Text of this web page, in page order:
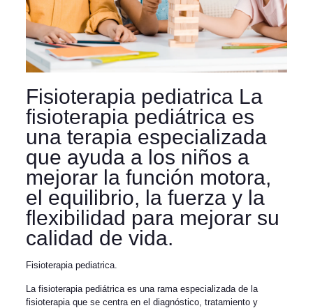
Fisioterapia pediatrica La
fisioterapia pediátrica es
una terapia especializada
que ayuda a los niños a
mejorar la función motora,
el equilibrio, la fuerza y la
flexibilidad para mejorar su
calidad de vida.
Fisioterapia pediatrica.
La fisioterapia pediátrica es una rama especializada de la
fisioterapia que se centra en el diagnóstico, tratamiento y